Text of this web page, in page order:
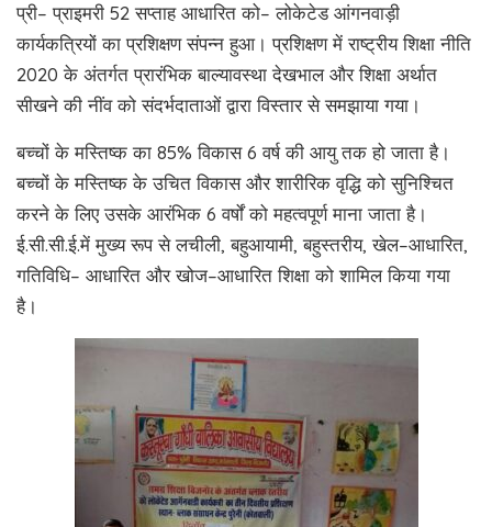
प्री– प्राइमरी 52 सप्ताह आधारित को– लोकेटेड आंगनवाड़ी
कार्यकत्रियों का प्रशिक्षण संपन्न हुआ। प्रशिक्षण में राष्ट्रीय शिक्षा नीति
2020 के अंतर्गत प्रारंभिक बाल्यावस्था देखभाल और शिक्षा अर्थात
सीखने की नींव को संदर्भदाताओं द्वारा विस्तार से समझाया गया।
बच्चों के मस्तिष्क का 85% विकास 6 वर्ष की आयु तक हो जाता है।
बच्चों के मस्तिष्क के उचित विकास और शारीरिक वृद्धि को सुनिश्चित
करने के लिए उसके आरंभिक 6 वर्षों को महत्वपूर्ण माना जाता है।
ई.सी.सी.ई.में मुख्य रूप से लचीली, बहुआयामी, बहुस्तरीय, खेल–आधारित,
गतिविधि– आधारित और खोज–आधारित शिक्षा को शामिल किया गया
है।